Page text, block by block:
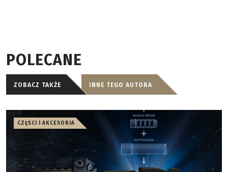
POLECANE
ZOBACZ TAKŻE INNE TEGO AUTORA
CZĘŚCI I AKCESORIA